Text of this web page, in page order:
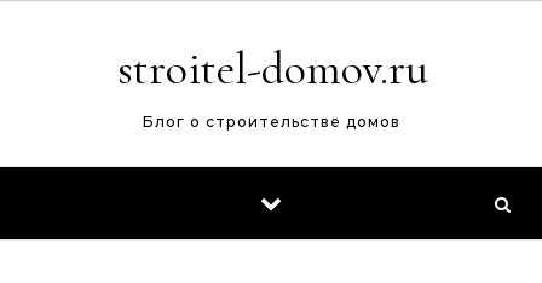
stroitel-domov.ru
Блог о строительстве домов